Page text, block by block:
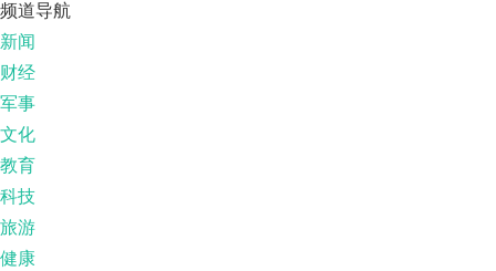
频道导航
新闻
财经
军事
文化
教育
科技
旅游
健康